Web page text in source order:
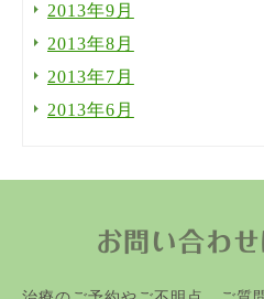
2013年9月
2013年8月
2013年7月
2013年6月
お問い合わ